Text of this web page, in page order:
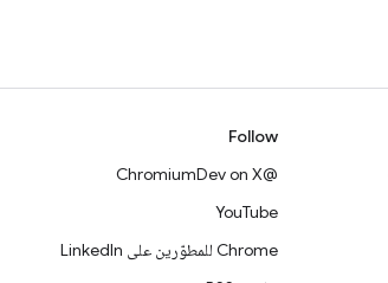
Follow
@ChromiumDev on X
YouTube
Chrome للمطوّرين على LinkedIn